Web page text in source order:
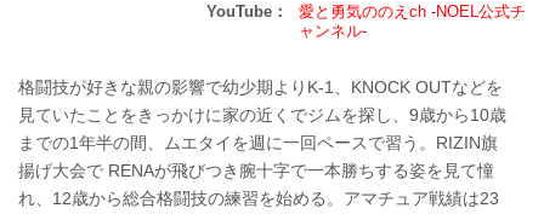
YouTube：
愛と勇気ののえch -NOEL公式チ
ャンネル-
格闘技が好きな親の影響で幼少期よりK-1、KNOCK OUTなどを
見ていたことをきっかけに家の近くでジムを探し、9歳から10歳
までの1年半の間、ムエタイを週に一回ペースで習う。RIZIN旗
揚げ大会で RENAが飛びつき腕十字で一本勝ちする姿を見て憧
れ、12歳から総合格闘技の練習を始める。アマチュア戦績は23